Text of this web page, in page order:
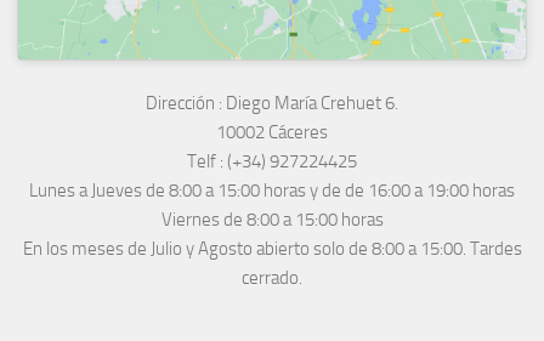
Dirección : Diego María Crehuet 6.
10002 Cáceres
Telf : (+34) 927224425
Lunes a Jueves de 8:00 a 15:00 horas y de de 16:00 a 19:00 horas
Viernes de 8:00 a 15:00 horas
En los meses de Julio y Agosto abierto solo de 8:00 a 15:00. Tardes
cerrado.